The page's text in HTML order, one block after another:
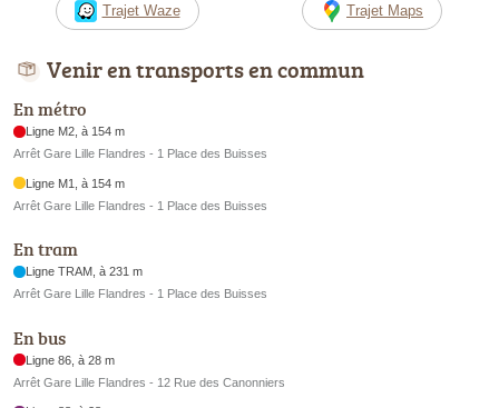
Trajet Waze Trajet Maps
Venir en transports en commun
En métro
Ligne M2, à 154 m
Arrêt Gare Lille Flandres - 1 Place des Buisses
Ligne M1, à 154 m
Arrêt Gare Lille Flandres - 1 Place des Buisses
En tram
Ligne TRAM, à 231 m
Arrêt Gare Lille Flandres - 1 Place des Buisses
En bus
Ligne 86, à 28 m
Arrêt Gare Lille Flandres - 12 Rue des Canonniers